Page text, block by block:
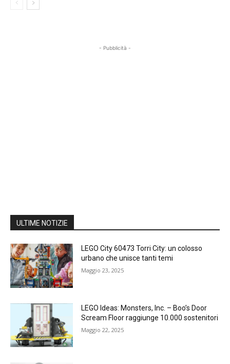
- Pubblicità -
ULTIME NOTIZIE
LEGO City 60473 Torri City: un colosso
urbano che unisce tanti temi
Maggio 23, 2025
LEGO Ideas: Monsters, Inc. – Boo’s Door
Scream Floor raggiunge 10.000 sostenitori
Maggio 22, 2025